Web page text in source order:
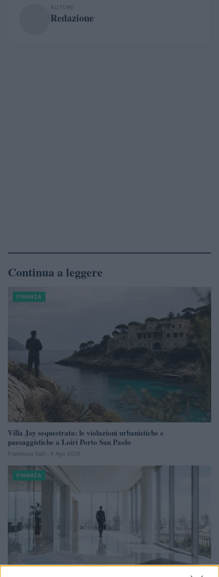
AUTORE
Redazione
Continua a leggere
FINANZA
Villa Joy sequestrata: le violazioni urbanistiche e
paesaggistiche a Loiri Porto San Paolo
Francesca Galli · 6 Ago 2026
FINANZA